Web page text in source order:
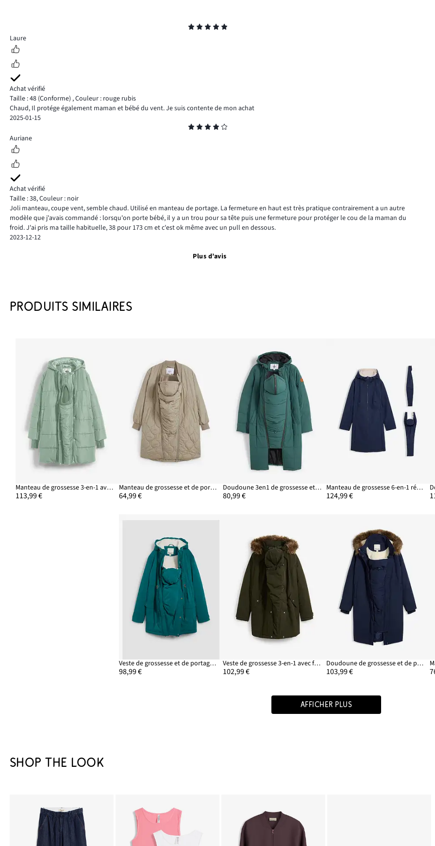
5Laure
Achat vérifié
Taille : 48 (Conforme) ,Couleur : rouge rubis
Chaud, Il protége également maman et bébé du vent. Je suis contente de mon achat
2025-01-15
4
Auriane
Achat vérifié
Taille : 38,Couleur : noir
Joli manteau, coupe vent, semble chaud. Utilisé en manteau de portage. La fermeture en haut est très pratique contrairement a un autre
modèle que j'avais commandé : lorsqu'on porte bébé, il y a un trou pour sa tête puis une fermeture pour protéger le cou de la maman du
froid. J'ai pris ma taille habituelle, 38 pour 173 cm et c'est ok même avec un pull en dessous.
2023-12-12
Plus d’avis
PRODUITS SIMILAIRES
Manteau de grossesse 3-en-1 avec empiècement de portage
113,99 €
Manteau de grossesse et de portage légèrement rembourré
64,99 €
Doudoune 3en1 de grossesse et de portage
80,99 €
Manteau de grossesse 6-en-1 réversible et déperlant avec fonction portage
124,99 €
Veste de grossesse et de portage 3en1 avec doublure peluche
98,99 €
Veste de grossesse 3-en-1 avec fonction de portage
102,99 €
Doudoune de grossesse et de portage
103,99 €
AFFICHER PLUS
SHOP THE LOOK